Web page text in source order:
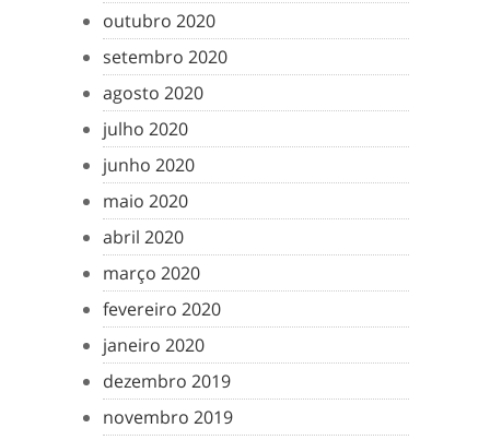
outubro 2020
setembro 2020
agosto 2020
julho 2020
junho 2020
maio 2020
abril 2020
março 2020
fevereiro 2020
janeiro 2020
dezembro 2019
novembro 2019